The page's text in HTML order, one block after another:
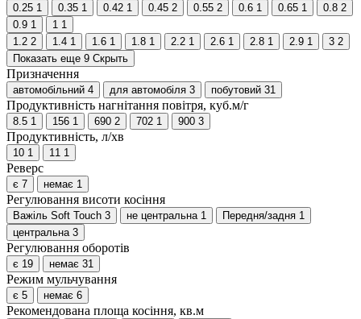
0.25 1 0.35 1 0.42 1 0.45 2 0.55 2 0.6 1 0.65 1 0.8 2
0.9 1 1 1
1.2 2 1.4 1 1.6 1 1.8 1 2.2 1 2.6 1 2.8 1 2.9 1 3 2
Показать еще 9 Скрыть
Призначення
автомобільний 4 для автомобіля 3 побутовий 31
Продуктивність нагнітання повітря, куб.м/г
8.5 1 156 1 690 2 702 1 900 3
Продуктивність, л/хв
10 1 11 1
Реверс
є 7 немає 1
Регулювання висоти косіння
Важіль Soft Touch 3 не центральна 1 Передня/задня 1
центральна 3
Регулювання оборотів
є 19 немає 31
Режим мульчування
є 5 немає 6
Рекомендована площа косіння, кв.м